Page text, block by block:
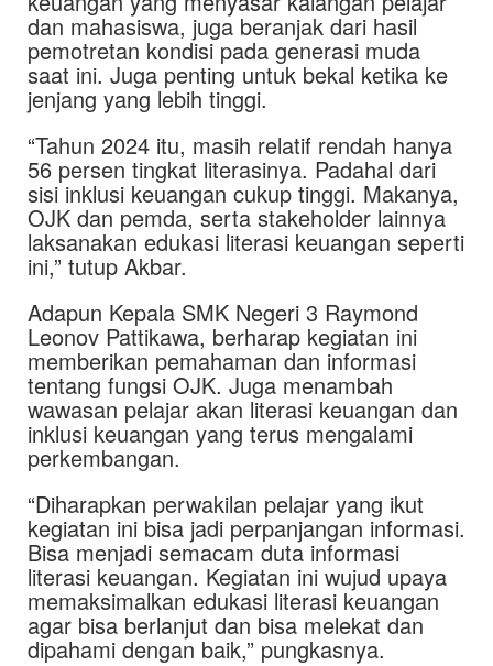
dan mahasiswa, juga beranjak dari hasil
pemotretan kondisi pada generasi muda
saat ini. Juga penting untuk bekal ketika ke
jenjang yang lebih tinggi.
“Tahun 2024 itu, masih relatif rendah hanya
56 persen tingkat literasinya. Padahal dari
sisi inklusi keuangan cukup tinggi. Makanya,
OJK dan pemda, serta stakeholder lainnya
laksanakan edukasi literasi keuangan seperti
ini,” tutup Akbar.
Adapun Kepala SMK Negeri 3 Raymond
Leonov Pattikawa, berharap kegiatan ini
memberikan pemahaman dan informasi
tentang fungsi OJK. Juga menambah
wawasan pelajar akan literasi keuangan dan
inklusi keuangan yang terus mengalami
perkembangan.
“Diharapkan perwakilan pelajar yang ikut
kegiatan ini bisa jadi perpanjangan informasi.
Bisa menjadi semacam duta informasi
literasi keuangan. Kegiatan ini wujud upaya
memaksimalkan edukasi literasi keuangan
agar bisa berlanjut dan bisa melekat dan
dipahami dengan baik,” pungkasnya.